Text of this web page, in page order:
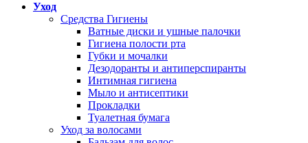
Уход
Средства Гигиены
Ватные диски и ушные палочки
Гигиена полости рта
Губки и мочалки
Дезодоранты и антиперспиранты
Интимная гигиена
Мыло и антисептики
Прокладки
Туалетная бумага
Уход за волосами